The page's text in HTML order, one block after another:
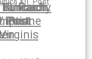
Post
Panny
Post
Post
Turícach.
Post